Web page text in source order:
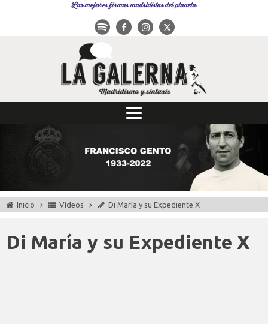
Las mejores firmas madridistas del planeta
Inicio Vídeos Di María y su Expediente X
Di María y su Expediente X